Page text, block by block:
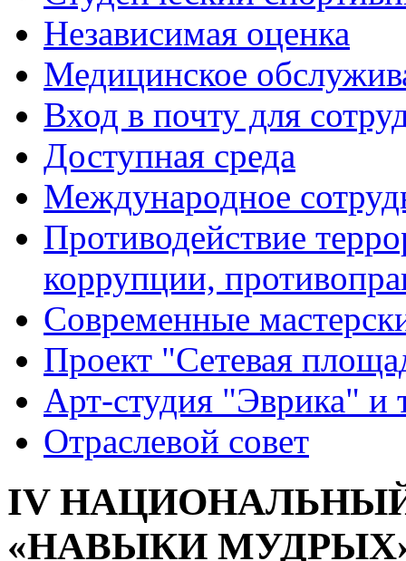
Независимая оценка
Медицинское
Вход в почту для
Доступная среда
Международное
Противодействие
коррупции,
Современные
Проект "Сетевая
Арт-студия "Эврика" и
Отраслевой совет
IV
«НАВЫКИ